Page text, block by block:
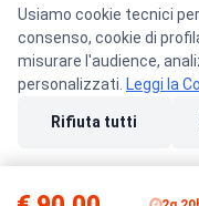
Privacy Policy Condizioni di
Usiamo cookie tecnici
consenso, cookie di
misurare l'audience,
personalizzati. Leggi la
Rifiuta tutti